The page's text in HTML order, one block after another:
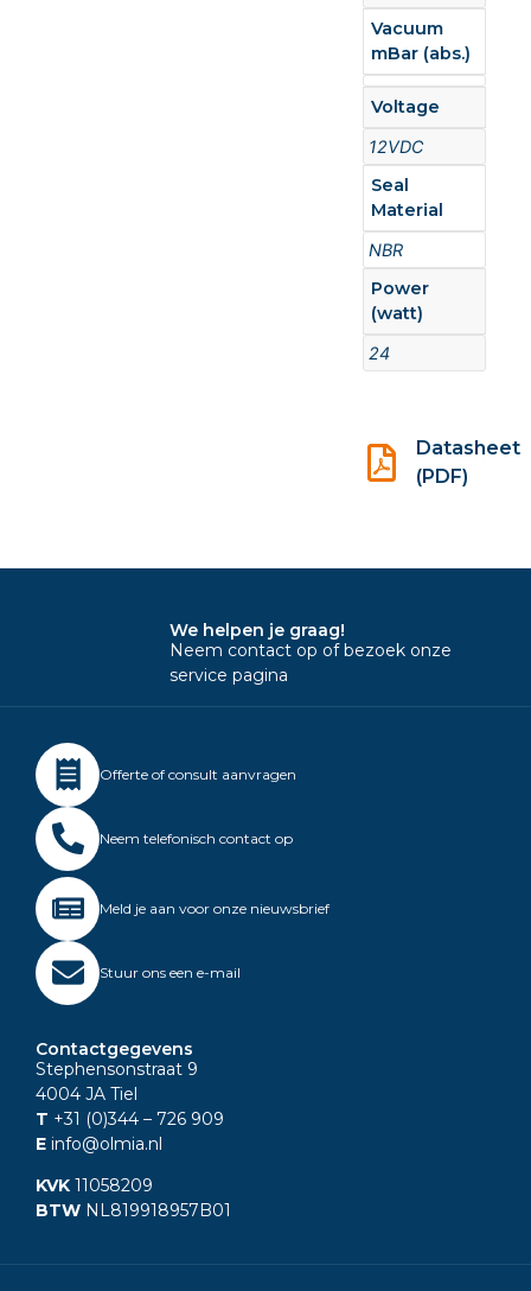
Vacuum
mBar (abs.)
Voltage
12VDC
Seal
Material
NBR
Power
(watt)
24
Datasheet
(PDF)
We helpen je graag!
Neem contact op of bezoek onze
service pagina
Offerte of consult aanvragen
Neem telefonisch contact op
Meld je aan voor onze nieuwsbrief
Stuur ons een e-mail
Contactgegevens
Stephensonstraat 9
4004 JA Tiel
T +31 (0)344 – 726 909
E info@olmia.nl
KVK 11058209
BTW NL819918957B01